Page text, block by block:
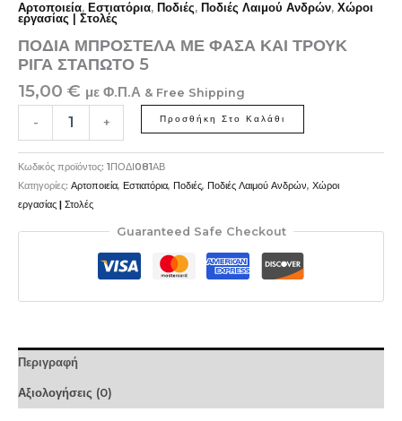
Αρτοποιεία, Εστιατόρια, Ποδιές, Ποδιές Λαιμού Ανδρών, Χώροι
εργασίας | Στολές
ΠΟΔΙΑ ΜΠΡΟΣΤΕΛΑ ΜΕ ΦΑΣΑ ΚΑΙ ΤΡΟΥΚ
ΡΙΓΑ ΣΤΑΠΩΤΟ 5
15,00 € με Φ.Π.Α & Free Shipping
- + Προσθήκη Στο Καλάθι
Κωδικός προϊόντος: 1ΠΟΔΙ081ΑΒ
Κατηγορίες: Αρτοποιεία, Εστιατόρια, Ποδιές, Ποδιές Λαιμού Ανδρών, Χώροι
εργασίας | Στολές
Guaranteed Safe Checkout
Περιγραφή
Αξιολογήσεις (0)